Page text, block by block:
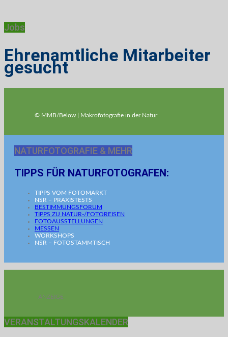
Jobs
Ehrenamtliche Mitarbeiter
gesucht
© MMB/Below | Makrofotografie in der Natur
NATURFOTOGRAFIE & MEHR
TIPPS FÜR NATURFOTOGRAFEN:
TIPPS VOM FOTOMARKT
NSR – PRAXISTESTS
BESTIMMUNGSFORUM
TIPPS ZU NATUR-/FOTOREISEN
FOTOAUSSTELLUNGEN
MESSEN
WORKSHOPS
NSR – FOTOSTAMMTISCH
- ANZEIGE -
VERANSTALTUNGSKALENDER